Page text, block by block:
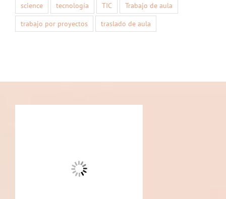
science
tecnología TIC
Trabajo de aula
trabajo por proyectos
traslado de aula